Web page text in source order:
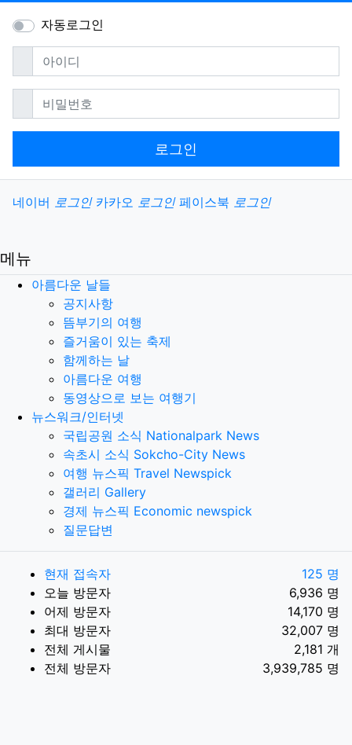
자동로그인
아이디필수
비밀번호필수
로그인
소셜계정으로 로그인
네이버 로그인 카카오 로그인 페이스북 로그인
메뉴
아름다운 날들
공지사항
뜸부기의 여행
즐거움이 있는 축제
함께하는 날
아름다운 여행
동영상으로 보는 여행기
뉴스워크/인터넷
국립공원 소식 Nationalpark News
속초시 소식 Sokcho-City News
여행 뉴스픽 Travel Newspick
갤러리 Gallery
경제 뉴스픽 Economic newspick
질문답변
현재 접속자
125 명
오늘 방문자
6,936 명
어제 방문자
14,170 명
최대 방문자
32,007 명
전체 게시물
2,181 개
전체 방문자
3,939,785 명